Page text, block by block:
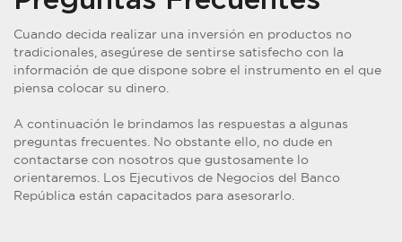
Cuando decida realizar una inversión en productos no
tradicionales, asegúrese de sentirse satisfecho con la
información de que dispone sobre el instrumento en el que
piensa colocar su dinero.
A continuación le brindamos las respuestas a algunas
preguntas frecuentes. No obstante ello, no dude en
contactarse con nosotros que gustosamente lo
orientaremos. Los Ejecutivos de Negocios del Banco
República están capacitados para asesorarlo.